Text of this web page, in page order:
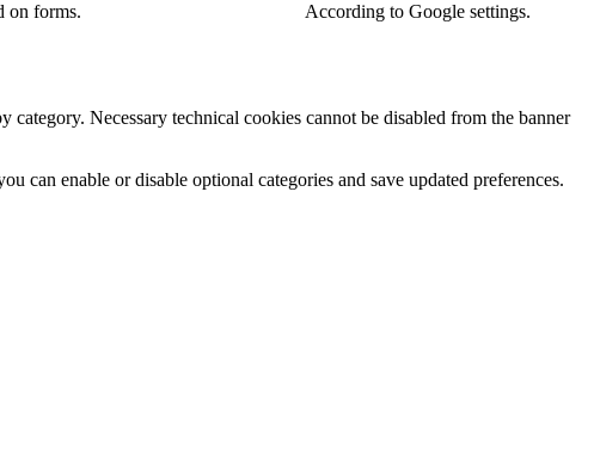
on forms. According to Google settings.
Necessary technical cookies cannot be disabled from the banner
can enable or disable optional categories and save updated preferences.